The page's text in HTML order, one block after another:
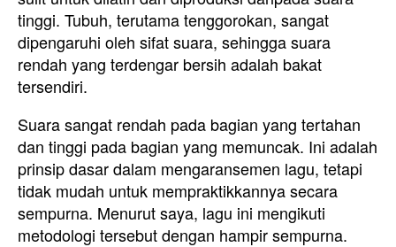
tinggi. Tubuh, terutama tenggorokan, sangat
dipengaruhi oleh sifat suara, sehingga suara
rendah yang terdengar bersih adalah bakat
tersendiri.
Suara sangat rendah pada bagian yang tertahan
dan tinggi pada bagian yang memuncak. Ini adalah
prinsip dasar dalam mengaransemen lagu, tetapi
tidak mudah untuk mempraktikkannya secara
sempurna. Menurut saya, lagu ini mengikuti
metodologi tersebut dengan hampir sempurna.